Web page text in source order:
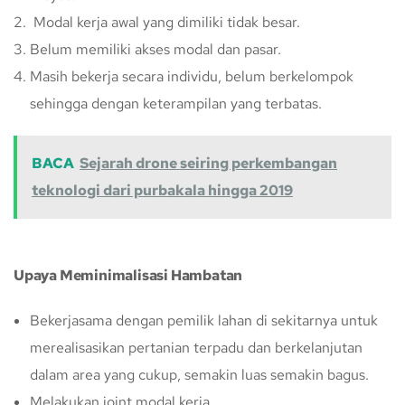
Modal kerja awal yang dimiliki tidak besar.
Belum memiliki akses modal dan pasar.
Masih bekerja secara individu, belum berkelompok
sehingga dengan keterampilan yang terbatas.
BACA Sejarah drone seiring perkembangan
teknologi dari purbakala hingga 2019
Upaya Meminimalisasi Hambatan
Bekerjasama dengan pemilik lahan di sekitarnya untuk
merealisasikan pertanian terpadu dan berkelanjutan
dalam area yang cukup, semakin luas semakin bagus.